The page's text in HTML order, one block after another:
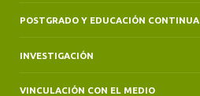
POSTGRADO Y EDUCACIÓN CONTINUA
INVESTIGACIÓN
VINCULACIÓN CON EL MEDIO